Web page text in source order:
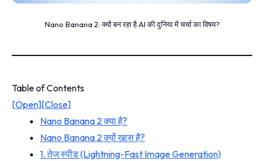
Nano Banana 2: क्यों बन रहा है AI की दुनिया में चर्चा का विषय?
Table of Contents
[Open][Close]
Nano Banana 2 क्या है?
Nano Banana 2 क्यों खास है?
1. तेज स्पीड (Lightning-Fast Image Generation)